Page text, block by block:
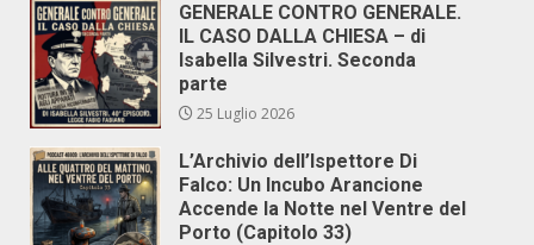
GENERALE CONTRO GENERALE.
IL CASO DALLA CHIESA – di
Isabella Silvestri. Seconda
parte
25 Luglio 2026
L’Archivio dell’Ispettore Di
Falco: Un Incubo Arancione
Accende la Notte nel Ventre del
Porto (Capitolo 33)